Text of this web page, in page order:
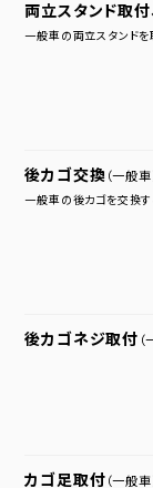
両立スタンド取付
一般車の両立スタンドを
後カゴ交換 （一般車
一般車の後カゴを交換す
後カゴネジ取付
カゴ足取付 （一般車